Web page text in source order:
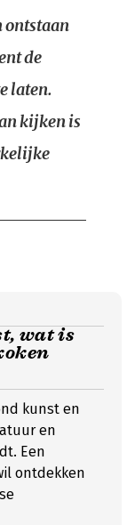
ontstaan
de
laten.
kijken is
wat is
kunst en
en
Een
ontdekken